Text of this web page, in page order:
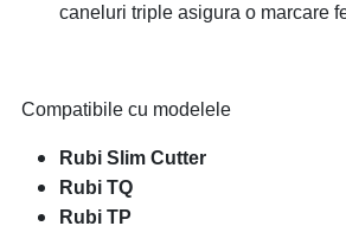
caneluri triple asigura o marcare
Compatibile cu modelele
Rubi Slim Cutter
Rubi TQ
Rubi TP